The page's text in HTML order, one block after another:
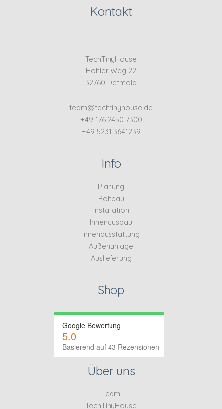
Kontakt
TechTinyHouse
Hohler Weg 22
32760 Detmold
team@techtinyhouse.de
+49 176 2450 7300
+49 5231 3641239
Info
Planung
Rohbau
Installation
Innenausbau
Innenausstattung
Außenanlage
Auslieferung
Shop
Google Bewertung
5.0
Basierend auf 43 Rezensionen
Über uns
Team
TechTinyHouse